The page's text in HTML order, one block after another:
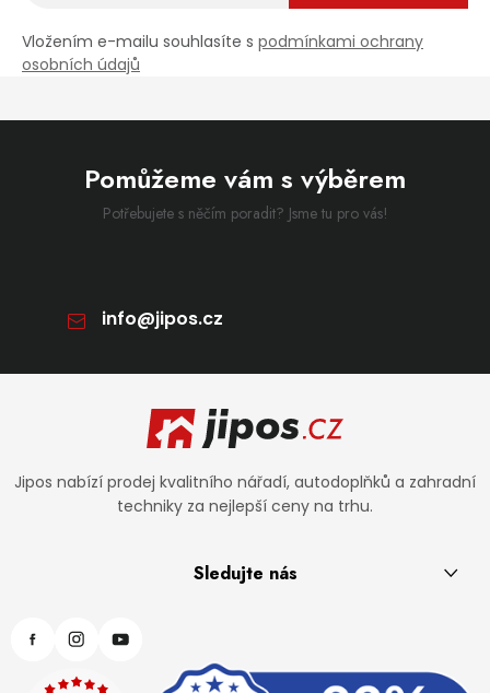
Vložením e-mailu souhlasíte s podmínkami ochrany
osobních údajů
Pomůžeme vám s výběrem
Potřebujete s něčím poradit? Jsme tu pro vás!
info@jipos.cz
Zápatí
Jipos nabízí prodej kvalitního nářadí, autodoplňků a zahradní
techniky za nejlepší ceny na trhu.
Sledujte nás